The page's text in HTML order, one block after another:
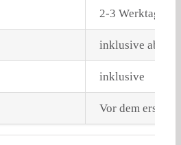
2-3 Werktage
inklusive ab
inklusive
Vor dem ersten